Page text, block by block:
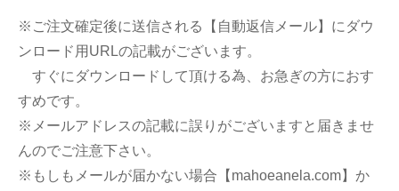
※ご注文確定後に送信される【自動返信メール】にダウ
ンロード用URLの記載がございます。
すぐにダウンロードして頂ける為、お急ぎの方におす
すめです。
※メールアドレスの記載に誤りがございますと届きませ
んのでご注意下さい。
※もしもメールが届かない場合【mahoeanela.com】か